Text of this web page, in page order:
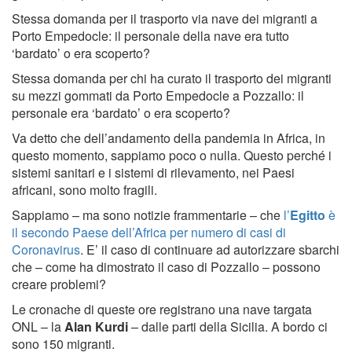
Stessa domanda per il trasporto via nave dei migranti a
Porto Empedocle: il personale della nave era tutto
‘bardato’ o era scoperto?
Stessa domanda per chi ha curato il trasporto dei migranti
su mezzi gommati da Porto Empedocle a Pozzallo: il
personale era ‘bardato’ o era scoperto?
Va detto che dell’andamento della pandemia in Africa, in
questo momento, sappiamo poco o nulla. Questo perché i
sistemi sanitari e i sistemi di rilevamento, nei Paesi
africani, sono molto fragili.
Sappiamo – ma sono notizie frammentarie – che l’Egitto è
il secondo Paese dell’Africa per numero di casi di
Coronavirus. E’ il caso di continuare ad autorizzare sbarchi
che – come ha dimostrato il caso di Pozzallo – possono
creare problemi?
Le cronache di queste ore registrano una nave targata
ONL – laAlan Kurdi– dalle parti della Sicilia. A bordo ci
sono 150 migranti.